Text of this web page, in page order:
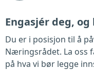
Engasjér deg,
Du er i posisjon til å
Næringsrådet. La oss
på hva vi bør legge